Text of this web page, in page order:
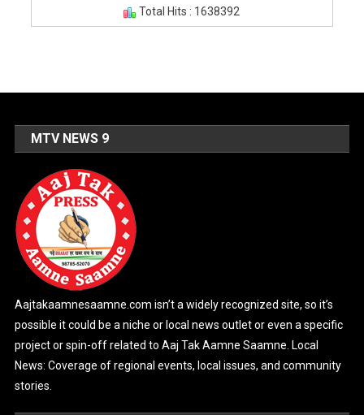
Total Hits : 1638392
MTV NEWS 9
Aajtakaamnesaamne.com isn’t a widely recognized site, so it’s
possible it could be a niche or local news outlet or even a specific
project or spin-off related to Aaj Tak Aamne Saamne. Local
News: Coverage of regional events, local issues, and community
stories.